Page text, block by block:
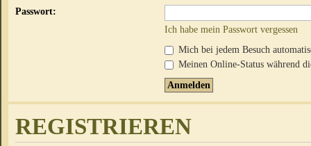
Passwort:
Ich habe mein Passwort vergessen
Mich bei jedem Besuch
Meinen Online-Status während
REGISTRIEREN